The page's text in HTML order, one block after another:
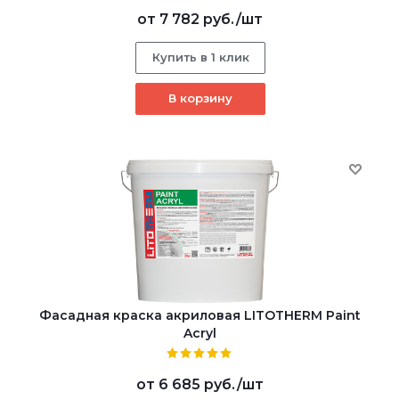
от 7 782 руб./шт
Купить в 1 клик
В корзину
Фасадная краска акриловая LITOTHERM Paint
Acryl
от 6 685 руб./шт